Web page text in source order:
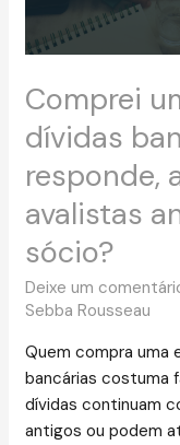
Comprei
dívidas
responde,
avalistas
sócio?
Deixe um
Sebba Rousseau
Quem compra uma
bancárias costuma
dívidas continuam
antigos ou podem
empresa,
avalistas
antigos
o
novo
sócio?